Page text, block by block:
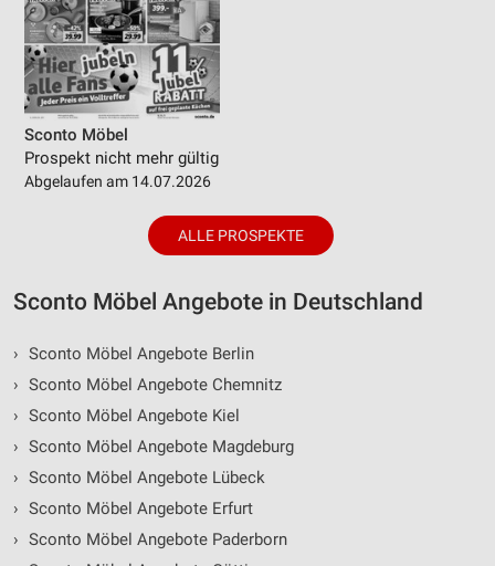
Sconto Möbel
Prospekt nicht mehr gültig
Abgelaufen am 14.07.2026
ALLE PROSPEKTE
Sconto Möbel Angebote in Deutschland
› Sconto Möbel Angebote Berlin
› Sconto Möbel Angebote Chemnitz
› Sconto Möbel Angebote Kiel
› Sconto Möbel Angebote Magdeburg
› Sconto Möbel Angebote Lübeck
› Sconto Möbel Angebote Erfurt
› Sconto Möbel Angebote Paderborn